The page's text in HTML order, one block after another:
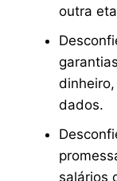
outra
dados.
salários